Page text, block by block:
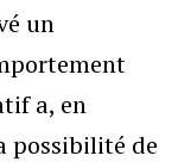
un
a, en
possibilité de